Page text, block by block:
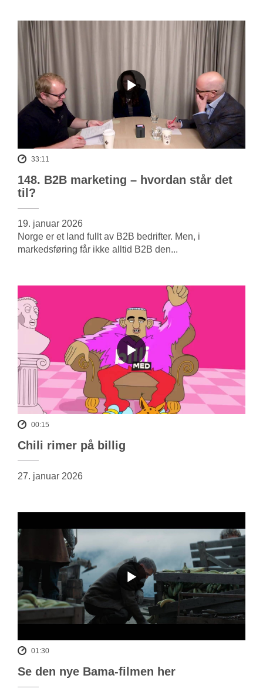
33:11
148. B2B marketing – hvordan står det
til?
19. januar 2026
Norge er et land fullt av B2B bedrifter. Men, i
markedsføring får ikke alltid B2B den...
00:15
Chili rimer på billig
27. januar 2026
01:30
Se den nye Bama-filmen her